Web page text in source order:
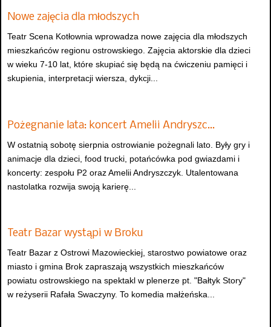
Nowe zajęcia dla młodszych
Teatr Scena Kotłownia wprowadza nowe zajęcia dla młodszych
mieszkańców regionu ostrowskiego. Zajęcia aktorskie dla dzieci
w wieku 7-10 lat, które skupiać się będą na ćwiczeniu pamięci i
skupienia, interpretacji wiersza, dykcji...
Pożegnanie lata: koncert Amelii Andryszc…
W ostatnią sobotę sierpnia ostrowianie pożegnali lato. Były gry i
animacje dla dzieci, food trucki, potańcówka pod gwiazdami i
koncerty: zespołu P2 oraz Amelii Andryszczyk. Utalentowana
nastolatka rozwija swoją karierę...
Teatr Bazar wystąpi w Broku
Teatr Bazar z Ostrowi Mazowieckiej, starostwo powiatowe oraz
miasto i gmina Brok zapraszają wszystkich mieszkańców
powiatu ostrowskiego na spektakl w plenerze pt. "Bałtyk Story"
w reżyserii Rafała Swaczyny. To komedia małżeńska...